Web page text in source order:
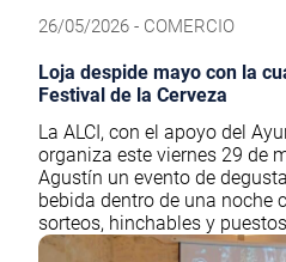
26/05/2026 - COMERCIO
Loja despide mayo con la
Festival de la Cerveza
La ALCI, con el apoyo del
organiza este viernes 29 de
Agustín un evento de
bebida dentro de una noche
sorteos, hinchables y